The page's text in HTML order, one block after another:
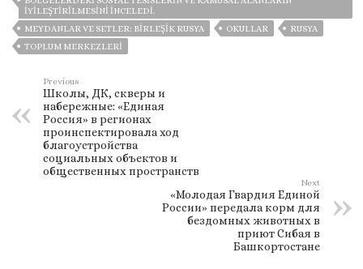
IYILEŞTIRILMESINI INCELEDI.
MEYDANLAR VE SETLER: BIRLEŞIK RUSYA
OKULLAR
RUSYA
TOPLUM MERKEZLERI
Previous
Школы, ДК, скверы и
набережные: «Единая
Россия» в регионах
проинспектировала ход
благоустройства
социальных объектов и
общественных пространств
Next
«Молодая Гвардия Единой
России» передала корм для
бездомных животных в
приют Сибая в
Башкортостане